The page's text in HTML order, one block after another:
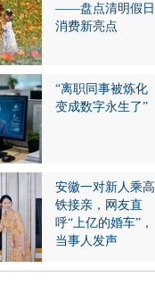
——盘点清明假日
消费新亮点
“离职同事被炼化
变成数字永生了”
安徽一对新人乘高
铁接亲，网友直
呼“上亿的婚车”，
当事人发声